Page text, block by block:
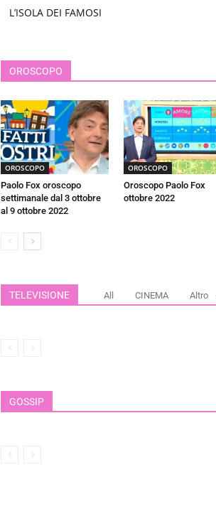
L’ISOLA DEI FAMOSI
OROSCOPO
OROSCOPO
Paolo Fox oroscopo
settimanale dal 3 ottobre
al 9 ottobre 2022
OROSCOPO
Oroscopo Paolo Fox
ottobre 2022
TELEVISIONE All CINEMA Altro
GOSSIP